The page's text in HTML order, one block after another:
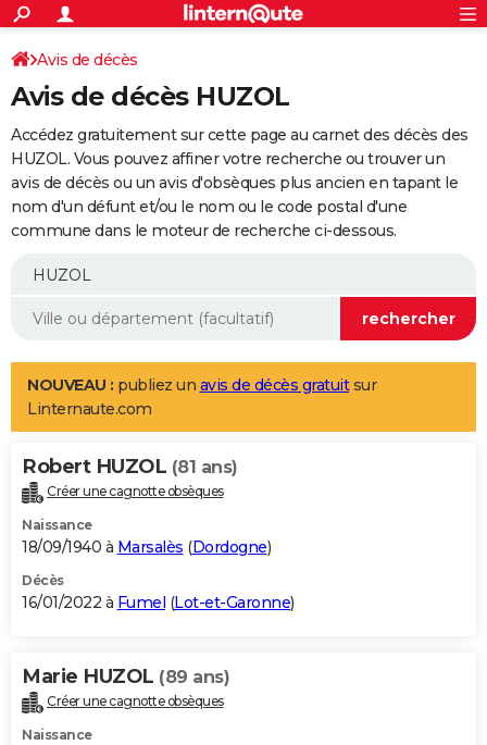
ACTUALITÉS
Politique
Société
Faits Divers
Education
Monde
Villes
+
SPORT
Coupe du monde 2026
Football
Tennis
Cyclisme
Rugby
Forum
Programme TV
TNT
Streaming
Cinéma
Sorties cinéma
Musique
+
FINANCE
Retraite
Epargne
Immobilier
Risques naturels par ville
Banque
Assurance
AUTO
Essais
Réserver un essai
Citadines
Berlines
SUV
Forum auto
+
Mobiles
Meilleur smartphone
Internet
Ordinateurs
Jeux vidéo
Guide high-tech
Aménagement intérieur
LIFESTYLE
Art de vivre
Bien-être
Loisirs
Mode
Modes de vie
Alimentation
Guide de la santé
Maladies
Médicaments
Sommeil
VOYAGE
Destinations
City break
Voyage nature
Voyage de noces
Forum
Climat
+PHOTO
GUIDES D'ACHAT
BONS PLANS
Carte de Noël
Carte Bonne année
Carte Saint-Valentin
Carte Pâques
Carte d'anniversaire
DICTIONNAIRE
Dictionnaire
Biographies
Citations
Expressions
Proverbes
PROGRAMME TV
Avis de décès
Avis de décès HUZOL
Accédez gratuitement sur cette page au carnet des décès des
HUZOL. Vous pouvez affiner votre recherche ou trouver un
avis de décès ou un avis d'obsèques plus ancien en tapant le
nom d'un défunt et/ou le nom ou le code postal d'une
commune dans le moteur de recherche ci-dessous.
NOUVEAU : publiez un avis de décès gratuitsur
Linternaute.com
Robert HUZOL (81 ans)
Créer une cagnotte obsèques
Naissance
18/09/1940 à Marsalès (Dordogne)
Décès
16/01/2022 à Fumel (Lot-et-Garonne)
Marie HUZOL (89 ans)
Créer une cagnotte obsèques
Naissance